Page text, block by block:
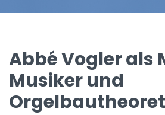
Abbé Vogler als
Musiker und